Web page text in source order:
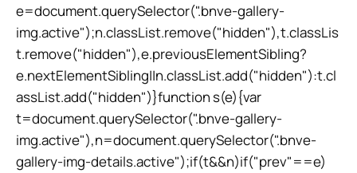
e=document.querySelector(".bnve-gallery-
img.active");n.classList.remove("hidden"),t.classLis
t.remove("hidden"),e.previousElementSibling?
e.nextElementSibling||n.classList.add("hidden"):t.cl
assList.add("hidden")}function s(e){var
t=document.querySelector(".bnve-gallery-
img.active"),n=document.querySelector(".bnve-
gallery-img-details.active");if(t&&n)if("prev"==e)